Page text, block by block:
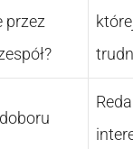
przez